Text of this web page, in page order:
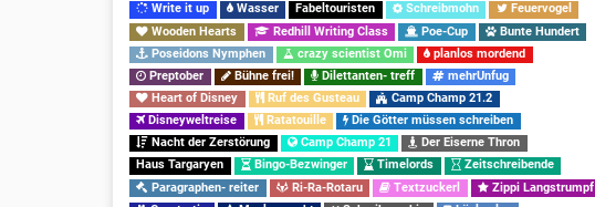
Write it up Wasser Fabeltouristen Schreibmohn
Feuervogel
Wooden Hearts
Redhill Writing Class Poe-Cup
Bunte Hundert
Poseidons Nymphen
crazy scientist Omi
planlos mordend
Preptober
Bühne frei! Dilettanten- treff
mehrUnfug
Heart of Disney
Ruf des Gusteau
Camp Champ 21.2
Disneyweltreise
Ratatouille
Die Götter müssen schreiben
Nacht der Zerstörung
Camp Champ 21
Der Eiserne Thron
Haus Targaryen
Bingo-Bezwinger Timelords
Zeitschreibende
Paragraphen- reiter
Ri-Ra-Rotaru Textzuckerl
Zippi Langstrumpf